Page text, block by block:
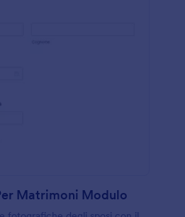
Matrimoni Modulo